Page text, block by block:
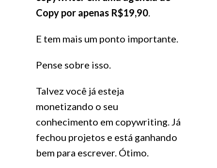
Copy por apenas R$19,90.
E tem mais um ponto importante.
Pense sobre isso.
Talvez você já esteja
monetizando o seu
conhecimento em copywriting. Já
fechou projetos e está ganhando
bem para escrever. Ótimo.